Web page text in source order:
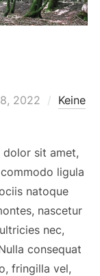
2022
Keine
dolor sit amet,
ligula
natoque
nascetur
nec,
consequat
fringilla vel,